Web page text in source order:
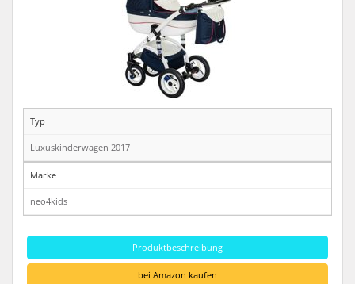
Typ
Luxuskinderwagen 2017
Marke
neo4kids
Produktbeschreibung
bei Amazon kaufen